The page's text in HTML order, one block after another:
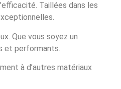
Taillées dans les
Que vous soyez un
et performants.
à d’autres matériaux